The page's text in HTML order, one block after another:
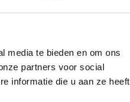
media te bieden en om ons
partners voor social
informatie die u aan ze heeft